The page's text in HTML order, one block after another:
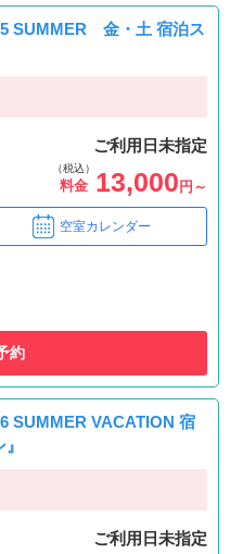
SUMMER 金・土 宿泊ス
ご利用日未指定
（税込）
料金 13,000円～
空室カレンダー
約
SUMMER VACATION 宿
ご利用日未指定